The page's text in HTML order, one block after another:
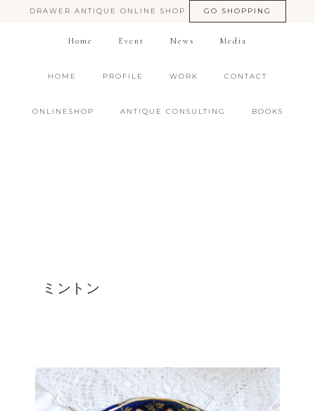
DRAWER ANTIQUE ONLINE SHOP GO SHOPPING
Home Event News Media
HOME PROFILE WORK CONTACT
ONLINESHOP ANTIQUE CONSULTING BOOKS
ミントン